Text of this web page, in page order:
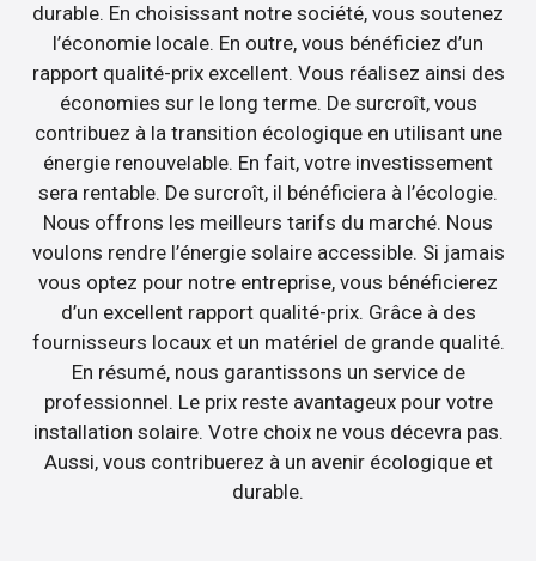
durable. En choisissant notre société, vous soutenez
l’économie locale. En outre, vous bénéficiez d’un
rapport qualité-prix excellent. Vous réalisez ainsi des
économies sur le long terme. De surcroît, vous
contribuez à la transition écologique en utilisant une
énergie renouvelable. En fait, votre investissement
sera rentable. De surcroît, il bénéficiera à l’écologie.
Nous offrons les meilleurs tarifs du marché. Nous
voulons rendre l’énergie solaire accessible. Si jamais
vous optez pour notre entreprise, vous bénéficierez
d’un excellent rapport qualité-prix. Grâce à des
fournisseurs locaux et un matériel de grande qualité.
En résumé, nous garantissons un service de
professionnel. Le prix reste avantageux pour votre
installation solaire. Votre choix ne vous décevra pas.
Aussi, vous contribuerez à un avenir écologique et
durable.